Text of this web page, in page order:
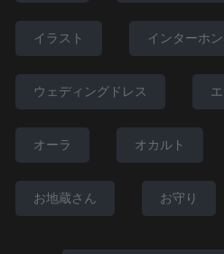
イラスト インターホン
ウェディングドレス
オーラ オカルト
お地蔵さん お守り